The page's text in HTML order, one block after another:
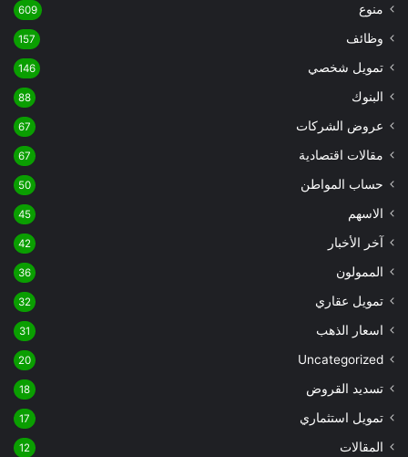
منوع 609
وظائف 157
تمويل شخصي 146
البنوك 88
عروض الشركات 67
مقالات اقتصادية 67
حساب المواطن 50
الاسهم 45
آخر الأخبار 42
الممولون 36
تمويل عقاري 32
اسعار الذهب 31
Uncategorized
20
تسديد القروض 18
تمويل استثماري 17
المقالات 12